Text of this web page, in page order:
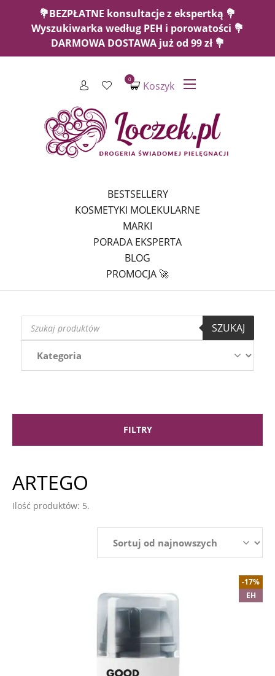
💐BEZPŁATNE konsultacje z ekspertką 💐
Wyszukiwarka według PEH i porowatości 💐
DARMOWA DOSTAWA już od 99 zł 💐
Koszyk
0
BESTSELLERY
KOSMETYKI MOLEKULARNE
MARKI
PORADA EKSPERTA
BLOG
PROMOCJA 🚀
Wyszukiwarka
produktów
SZUKAJ
FILTRY
ARTEGO
Ilość produktów: 5.
-17%
EH